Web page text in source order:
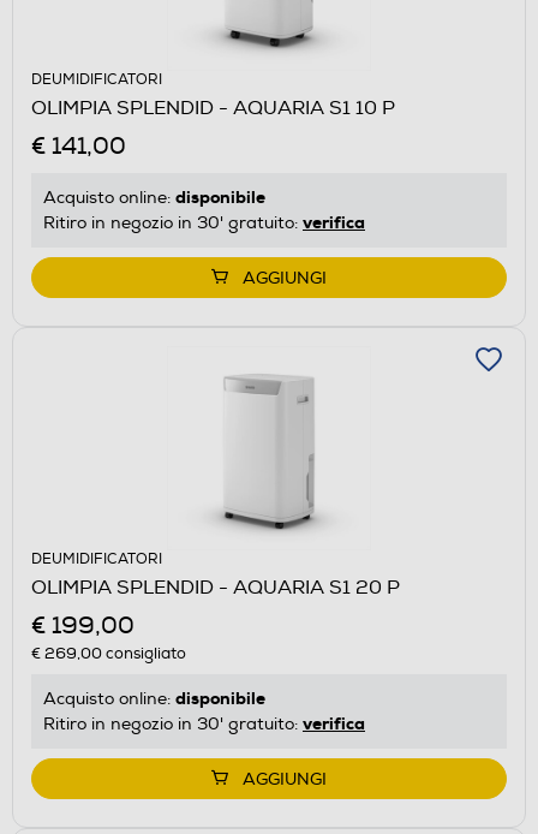
DEUMIDIFICATORI
OLIMPIA SPLENDID - AQUARIA S1 10 P
€ 141,00
Acquisto online: disponibile
Ritiro in negozio in 30' gratuito: verifica
AGGIUNGI
DEUMIDIFICATORI
OLIMPIA SPLENDID - AQUARIA S1 20 P
€ 199,00
€ 269,00consigliato
Acquisto online: disponibile
Ritiro in negozio in 30' gratuito: verifica
AGGIUNGI